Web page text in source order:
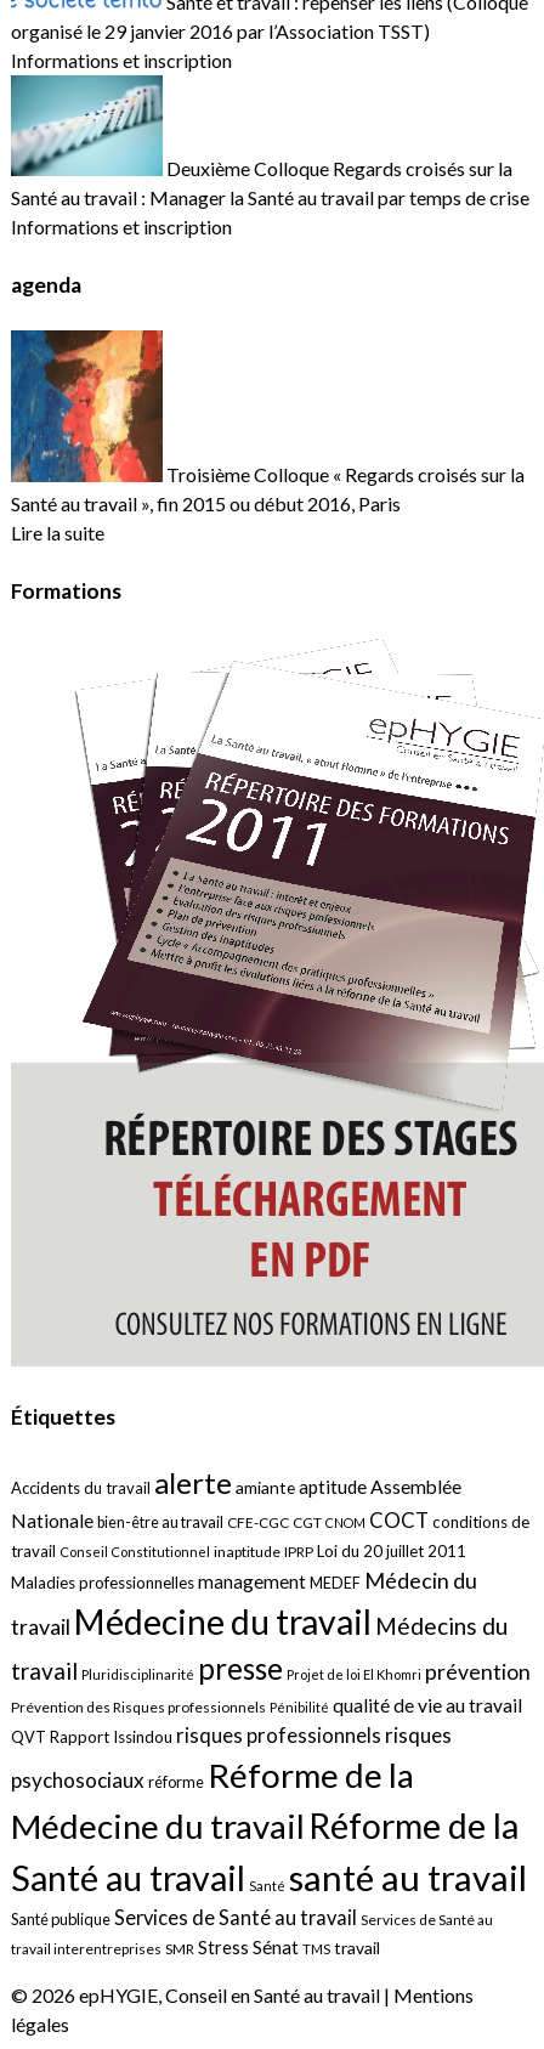
organisé le 29 janvier 2016 par l’Association TSST)
Informations et inscription
Deuxième Colloque Regards croisés sur la
Santé au travail : Manager la Santé au travail par temps de crise
Informations et inscription
agenda
Troisième Colloque « Regards croisés sur la
Santé au travail », fin 2015 ou début 2016, Paris
Lire la suite
Formations
Étiquettes
Accidents du travail alerte amianteaptitudeAssemblée
Nationale bien-être au travail CFE-CGC CGT CNOM COCT conditions de
travail Conseil Constitutionnel inaptitude IPRP Loi du 20 juillet 2011
Maladies professionnellesmanagement MEDEF Médecin du
travail Médecine du travail Médecins du
travail Pluridisciplinarité presse Projet de loi El Khomri prévention
Prévention des Risques professionnels Pénibilité qualité de vie au travail
QVT Rapport Issindou risques professionnels risques
psychosociauxréforme Réforme de la
Médecine du travail Réforme de la
Santé au travail Santé santé au travail
Santé publiqueServices de Santé au travail Services de Santé au
travail interentreprises SMR Stress Sénat TMS travail
© 2026 epHYGIE, Conseil en Santé au travail | Mentions
légales